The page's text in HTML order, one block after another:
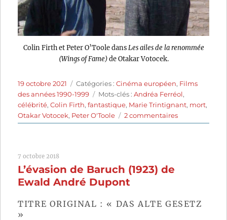
Colin Firth et Peter O’Toole dansLes ailes de la renommée
(Wings of Fame)de Otakar Votocek.
Publié
le
19 octobre 2021 Catégories
Catégories :Cinéma européen, Films
des années 1990-1999
Étiquettes
Mots-clés :Andréa Ferréol,
célébrité,Colin Firth,fantastique, Marie Trintignant, mort,
Otakar Votocek, Peter O'Toole 2 commentairessur
Les
Otakar
7 octobre 2018
L’évasion de Baruch (1923) de
Ewald André Dupont
TITRE ORIGINAL : « DAS ALTE GESETZ
»